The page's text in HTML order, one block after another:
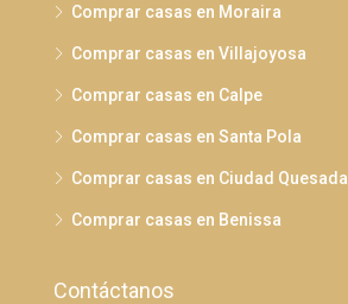
Comprar casas en Moraira
Comprar casas en Villajoyosa
Comprar casas en Calpe
Comprar casas en Santa Pola
Comprar casas en Ciudad Quesada
Comprar casas en Benissa
Contáctanos